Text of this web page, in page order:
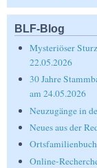
BLF-Blog
Mysteriöser
22.05.2026
30 Jahre
am 24.05.2026
Neuzugänge in
Neues aus der
Online-